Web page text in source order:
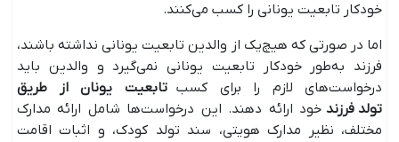
خودکار تابعیت یونانی را کسب می‌کنند.
اما در صورتی که هیچ‌یک از والدین تابعیت یونانی نداشته باشند،
فرزند به‌طور خودکار تابعیت یونانی نمی‌گیرد و والدین باید
درخواست‌های لازم را برای کسبتابعیت یونان از طریق
تولد فرزند خود ارائه دهند. این درخواست‌ها شامل ارائه مدارک
مختلف، نظیر مدارک هویتی، سند تولد کودک، و اثبات اقامت